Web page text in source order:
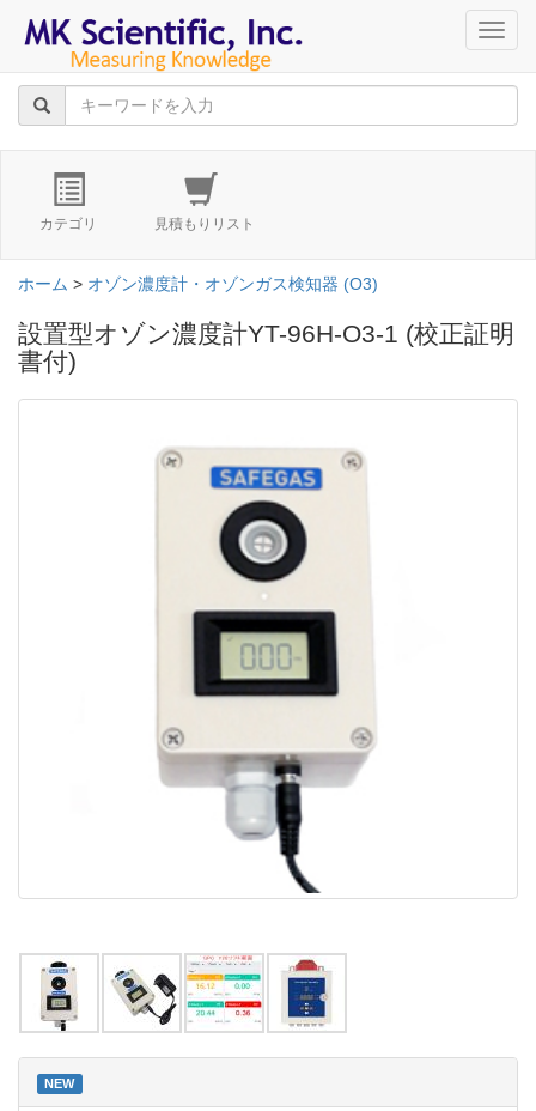
カテゴリ 見積もりリスト
ホーム > オゾン濃度計・オゾンガス検知器 (O3)
設置型オゾン濃度計YT-96H-O3-1 (校正証明
書付)
NEW